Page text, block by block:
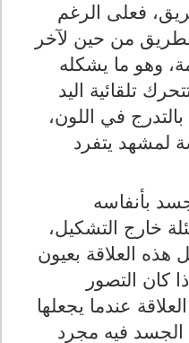
فعلى الرغم
من حين لآخر
وهو ما يشكله
تلقائية اليد
في اللون،
لمشهد يتفرد
بأنفاسه
خارج التشكيل،
هذه العلاقة بعيون
كان التصور
عندما يجعلها
الجسد فيه مجرد